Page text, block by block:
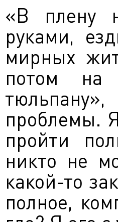
«В плену
руками,
мирных
потом на
проблемы.
пройти
никто не
какой-то
полное,